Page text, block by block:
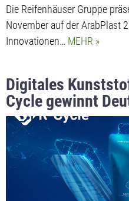
Die Reifenhäuser Gruppe
November auf der ArabPlast
Innovationen… MEHR
Digitales
Cycle gewinnt